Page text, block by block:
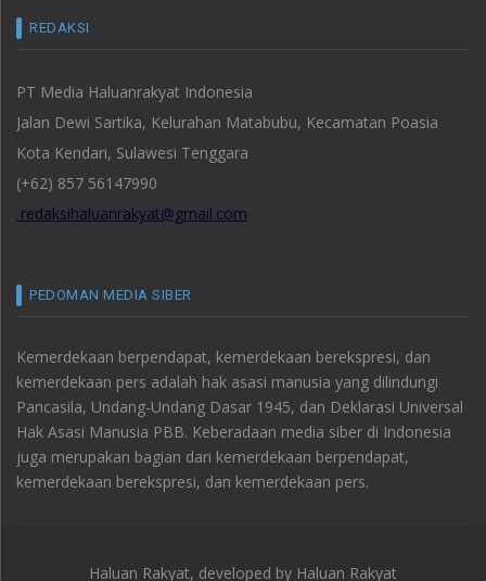
REDAKSI
PT Media Haluanrakyat Indonesia
Jalan Dewi Sartika, Kelurahan Matabubu, Kecamatan Poasia
Kota Kendari, Sulawesi Tenggara
(+62) 857 56147990
redaksihaluanrakyat@gmail.com
PEDOMAN MEDIA SIBER
Kemerdekaan berpendapat, kemerdekaan berekspresi, dan
kemerdekaan pers adalah hak asasi manusia yang dilindungi
Pancasila, Undang-Undang Dasar 1945, dan Deklarasi Universal
Hak Asasi Manusia PBB. Keberadaan media siber di Indonesia
juga merupakan bagian dari kemerdekaan berpendapat,
kemerdekaan berekspresi, dan kemerdekaan pers.
Haluan Rakyat, developed by Haluan Rakyat